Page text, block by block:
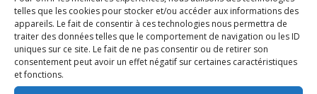
telles que les cookies pour stocker et/ou accéder aux informations des
appareils. Le fait de consentir à ces technologies nous permettra de
traiter des données telles que le comportement de navigation ou les ID
uniques sur ce site. Le fait de ne pas consentir ou de retirer son
consentement peut avoir un effet négatif sur certaines caractéristiques
et fonctions.
Publications récentes